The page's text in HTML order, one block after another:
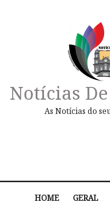
Notícias
As Notícias do
HOME GERAL